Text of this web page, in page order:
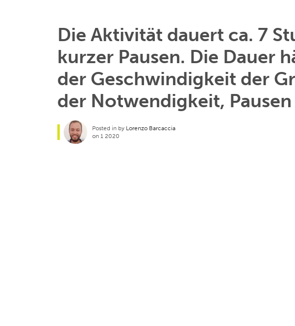
Die Aktivität dauert ca. 7
kurzer Pausen. Die Dauer
der Geschwindigkeit der
der Notwendigkeit,
Posted in by Lorenzo Barcaccia
on 1 2020